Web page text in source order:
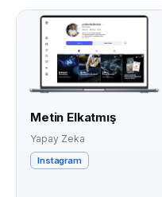
Metin Elkatmış
Yapay Zeka
Instagram